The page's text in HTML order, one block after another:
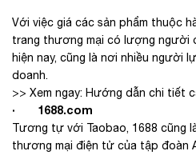
Với việc giá các sản phẩm thuộc
trang thương mại có lượng người
hiện nay, cũng là nơi nhiều người
doanh.
>> Xem ngay: Hướng dẫn chi tiết
· 1688.com
Tương tự với Taobao, 1688 cũng
thương mại điện tử của tập đoàn